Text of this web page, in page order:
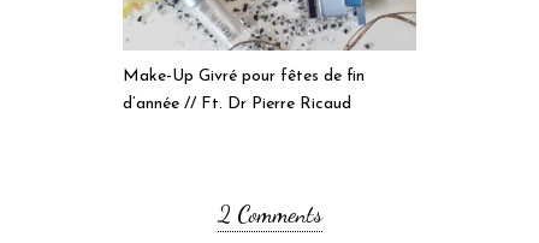
Make-Up Givré pour fêtes de fin
d’année // Ft. Dr Pierre Ricaud
2 Comments